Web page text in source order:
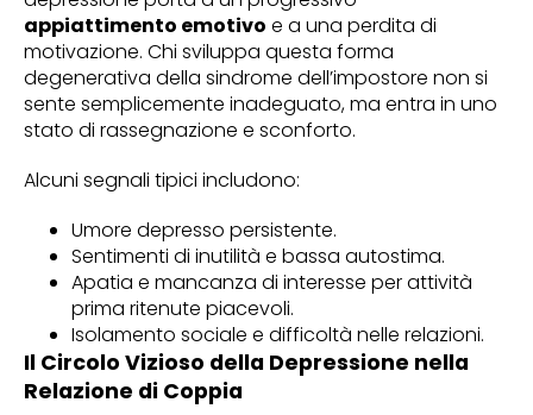
appiattimento emotivo e a una perdita di
motivazione. Chi sviluppa questa forma
degenerativa della sindrome dell’impostore non si
sente semplicemente inadeguato, ma entra in uno
stato di rassegnazione e sconforto.
Alcuni segnali tipici includono:
Umore depresso persistente.
Sentimenti di inutilità e bassa autostima.
Apatia e mancanza di interesse per attività
prima ritenute piacevoli.
Isolamento sociale e difficoltà nelle relazioni.
Il Circolo Vizioso della Depressione nella
Relazione di Coppia